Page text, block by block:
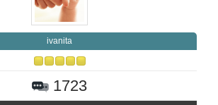
ivanita
1723